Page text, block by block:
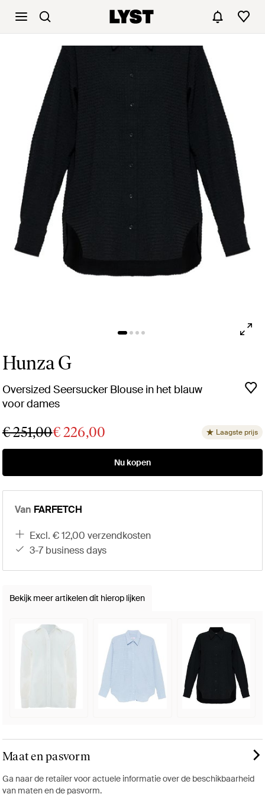
Hunza G
Oversized Seersucker Blouse in het blauw
voor dames
€ 251,00€ 226,00 Laagste prijs
Nu kopen
Van FARFETCH
excl. € 12,00 verzendkosten
3-7 business days
Bekijk meer artikelen dit hierop lijken
Maat en pasvorm
Ga naar de retailer voor actuele informatie over de beschikbaarheid
van maten en de pasvorm.